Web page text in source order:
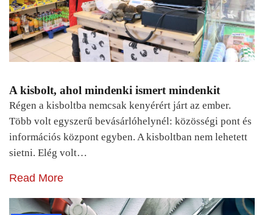
A kisbolt, ahol mindenki ismert mindenkit
Régen a kisboltba nemcsak kenyérért járt az ember.
Több volt egyszerű bevásárlóhelynél: közösségi pont és
információs központ egyben. A kisboltban nem lehetett
sietni. Elég volt…
Read More